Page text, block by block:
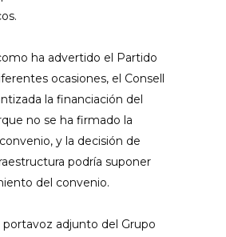
ha advertido el Partido
ocasiones, el Consell
la financiación del
no se ha firmado la
y la decisión de
podría suponer
del convenio.
portavoz adjunto del Grupo